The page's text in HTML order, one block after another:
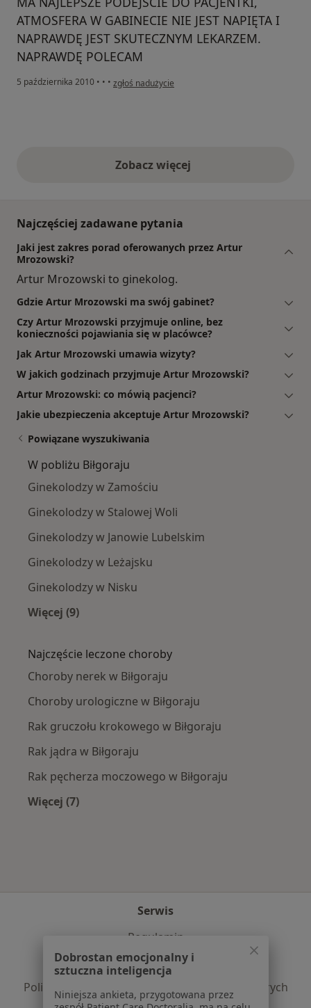
ATMOSFERA W GABINECIE NIE JEST NAPIĘTA I
NAPRAWDĘ JEST SKUTECZNYM LEKARZEM.
NAPRAWDĘ POLECAM
5 października 2010 • • • w opinii użytkownika Konto zostało usunięte
zgłoś nadużycie
Zobacz więcejopinie powyżej
Najczęściej zadawane pytania
Jaki jest zakres porad oferowanych przez Artur
Mrozowski?
Artur Mrozowski to ginekolog.
Gdzie Artur Mrozowski ma swój gabinet?
Czy Artur Mrozowski przyjmuje online, bez
konieczności pojawiania się w placówce?
Jak Artur Mrozowski umawia wizyty?
W jakich godzinach przyjmuje Artur Mrozowski?
Artur Mrozowski: co mówią pacjenci?
Jakie ubezpieczenia akceptuje Artur Mrozowski?
Powiązane wyszukiwania
W pobliżu Biłgoraju
Ginekolodzy w Zamościu
Ginekolodzy w Stalowej Woli
Ginekolodzy w Janowie Lubelskim
Ginekolodzy w Leżajsku
Ginekolodzy w Nisku
Więcej (9)
Najczęście leczone choroby
Choroby nerek w Biłgoraju
Choroby urologiczne w Biłgoraju
Rak gruczołu krokowego w Biłgoraju
Rak jądra w Biłgoraju
Rak pęcherza moczowego w Biłgoraju
Więcej (7)
Serwis
Regulamin
Polityka prywatności pacjentów
Polityka prywatności profesjonalistów
Polityka prywatności dla profesjonalistów, których
dane pozyskaliśmy samodzielnie
Dobrostan emocjonalny i
sztuczna inteligencja
Niniejsza ankieta, przygotowana przez